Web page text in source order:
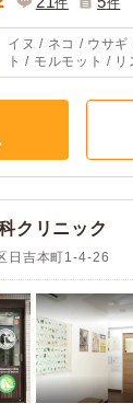
イヌ / ネコ / ウサギ
ト / モルモット / リ
クリニック
日吉本町1-4-26